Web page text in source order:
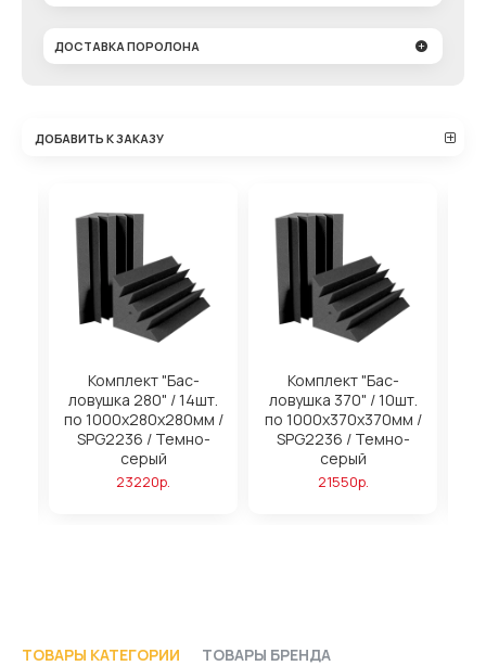
ДОСТАВКА ПОРОЛОНА
ДОБАВИТЬ К ЗАКАЗУ
Комплект "Бас-
ловушка 280" / 14шт.
по 1000х280х280мм /
SPG2236 / Темно-
серый
23220р.
Комплект "Бас-
ловушка 370" / 10шт.
по 1000х370х370мм /
SPG2236 / Темно-
серый
21550р.
ТОВАРЫ КАТЕГОРИИ ТОВАРЫ БРЕНДА